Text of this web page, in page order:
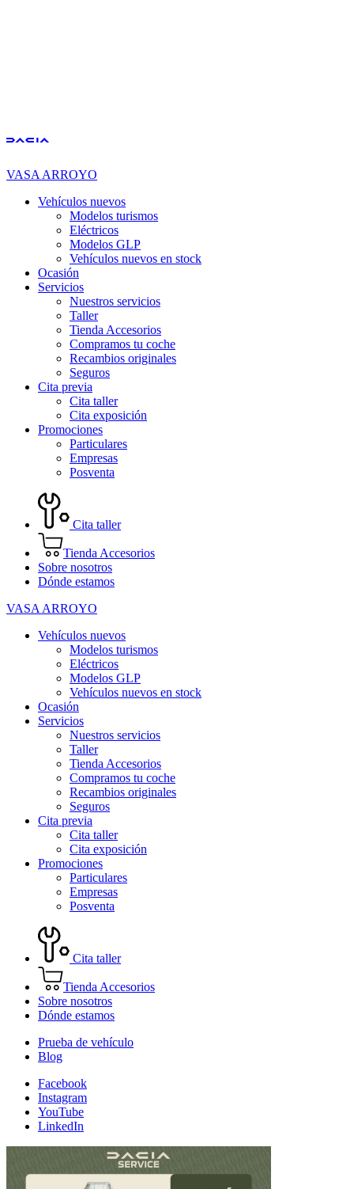
VASA ARROYO
Vehículos nuevos
Modelos turismos
Eléctricos
Modelos GLP
Vehículos nuevos en stock
Ocasión
Servicios
Nuestros servicios
Taller
Tienda Accesorios
Compramos tu coche
Recambios originales
Seguros
Cita previa
Cita taller
Cita exposición
Promociones
Particulares
Empresas
Posventa
Cita taller
Tienda Accesorios
Sobre nosotros
Dónde estamos
VASA ARROYO
Vehículos nuevos
Modelos turismos
Eléctricos
Modelos GLP
Vehículos nuevos en stock
Ocasión
Servicios
Nuestros servicios
Taller
Tienda Accesorios
Compramos tu coche
Recambios originales
Seguros
Cita previa
Cita taller
Cita exposición
Promociones
Particulares
Empresas
Posventa
Cita taller
Tienda Accesorios
Sobre nosotros
Dónde estamos
Prueba de vehículo
Blog
Facebook
Instagram
YouTube
LinkedIn